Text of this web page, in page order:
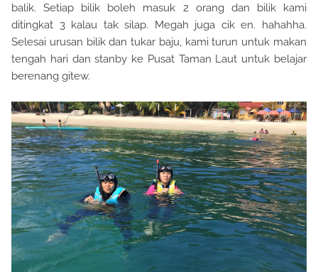
balik. Setiap bilik boleh masuk 2 orang dan bilik kami
ditingkat 3 kalau tak silap. Megah juga cik en. hahahha.
Selesai urusan bilik dan tukar baju, kami turun untuk makan
tengah hari dan stanby ke Pusat Taman Laut untuk belajar
berenang gitew.